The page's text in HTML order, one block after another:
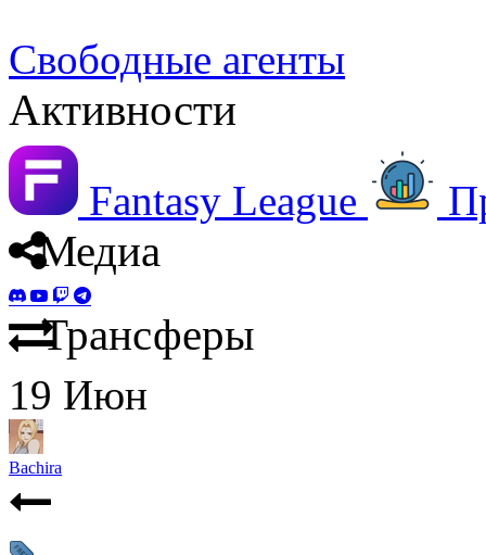
Свободные агенты
Активности
Fantasy League
Медиа
Трансферы
19 Июн
Bachira